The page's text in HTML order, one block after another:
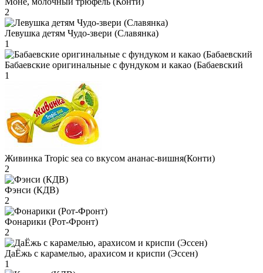
2
Левушка детям Чудо-звери (Славянка)
1
Бабаевские оригинальные с фундуком и какао (Бабаевский
1
Живинка Tropic sea со вкусом ананас-вишня(Конти)
2
Фэнси (КДВ)
2
Фонарики (Рот-Фронт)
2
ДаЁжь с карамелью, арахисом и криспи (Эссен)
1